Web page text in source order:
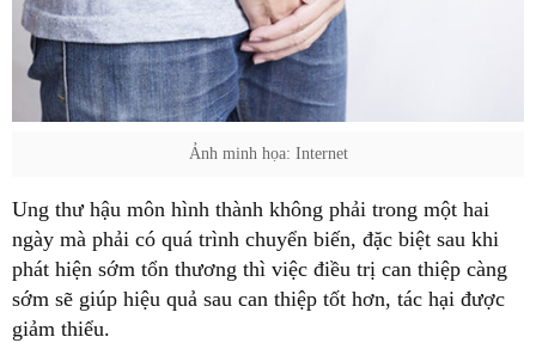
Ảnh minh họa: Internet
Ung thư hậu môn hình thành không phải trong một hai
ngày mà phải có quá trình chuyển biến, đặc biệt sau khi
phát hiện sớm tổn thương thì việc điều trị can thiệp càng
sớm sẽ giúp hiệu quả sau can thiệp tốt hơn, tác hại được
giảm thiểu.